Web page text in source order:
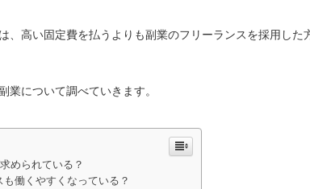
、高い固定費を払うよりも副業のフリーランスを採用した
業について調べていきます。
められている？
も働くやすくなっている？